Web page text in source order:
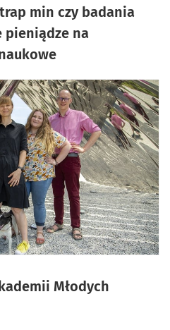
min czy badania
pieniądze na
Młodych